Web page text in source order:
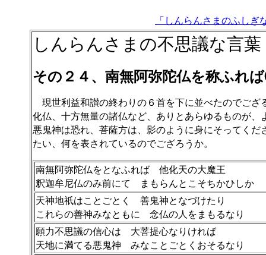
しんらんさまの不思議な言葉
その２４、南無阿弥陀仏を称ふれ
現世利益和讃の終わりの６首を下に並べたのでござ
化仏、十方無量の諸仏など、ありとあらゆるものが
悪鬼神は恐れ、菩薩方は、影のように身にそってく
たい、何を表されているのでござろうか。
南無阿弥陀仏をとなふれば 他化天の大魔王
釈迦牟尼仏のみ前にて まもらんとこそちかひしか
天神地祇はことごとく 善鬼神となづけたり
これらの善神みなともに 念仏の人をまもるなり
願力不思議の信心は 大菩提心なりければ
天地に満てる悪鬼神 みなことごとくおそるなり
「しんらんさまのふしぎ